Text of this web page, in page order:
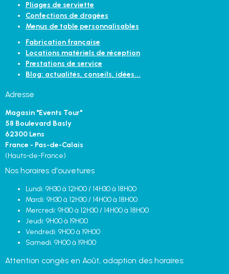
Pliages de serviette
Confections de dragées
Menus de table personnalisables
Fabrication française
Locations matériels de réception
Prestations de service
Blog: actualités, conseils, idées...
Adresse
Magasin "Events Tour"
58 Boulevard Basly
62300 Lens
France - Pas-de-Calais
(Hauts-de-France)
Nos horaires d'ouvetures
Lundi: 9H30 à 12H00 / 14H30 à 18H00
Mardi: 9H30 à 12H30 / 14H00 à 18H00
Mercredi: 9H30 à 12H30 / 14H00 à 18H00
Jeudi: 9H00 à 19H00
Vendredi: 9H00 à 19H00
Samedi: 9H00 à 19H00
Attention congès en Août, adaption des horaires: